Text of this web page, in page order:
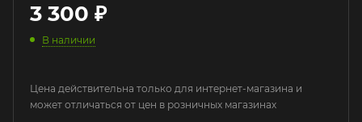
3 300 ₽
В наличии
Цена действительна только для интернет-магазина и
может отличаться от цен в розничных магазинах